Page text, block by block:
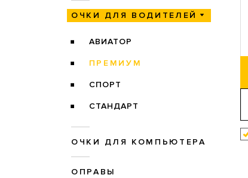
ОЧКИ ДЛЯ ВОДИТЕЛЕЙ
АВИАТОР
ПРЕМИУМ
СПОРТ
СТАНДАРТ
ОЧКИ ДЛЯ КОМПЬЮТЕРА
ОПРАВЫ